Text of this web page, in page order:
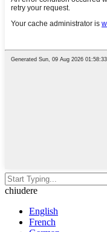
chiudere
English
French